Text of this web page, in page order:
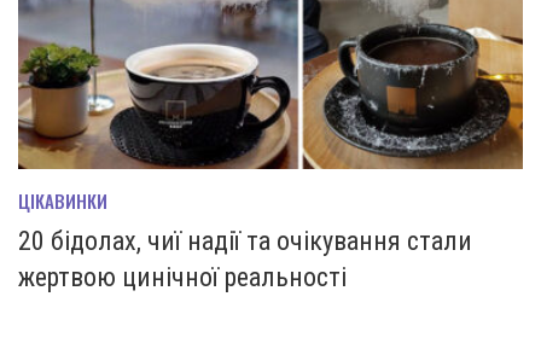
ЦІКАВИНКИ
20 бідолах, чиї надії та очікування стали
жертвою цинічної реальності